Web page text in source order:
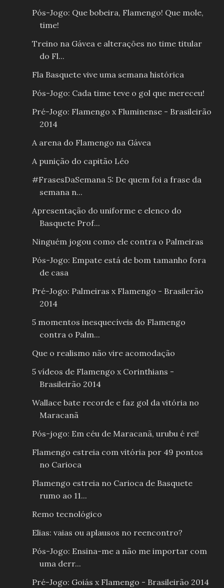
Pós-Jogo: Que bobeira, Flamengo! Que mole,
time!
Treino na Gávea e alterações no time titular
do Fl...
Fla Basquete vive uma semana histórica
Pós-Jogo: Cada time teve o gol que mereceu!
Pré-Jogo: Flamengo x Fluminense - Brasileirão
2014
A arena do Flamengo na Gávea
A punição do capitão Léo
#FrasesDaSemana 5: De quem foi a frase da
semana n...
Apresentação do uniforme e elenco do
Basquete Prof...
Ninguém jogou como ele contra o Palmeiras
Pós-Jogo: Empate está de bom tamanho fora
de casa
Pré-Jogo: Palmeiras x Flamengo - Brasilerão
2014
5 momentos inesquecíveis do Flamengo
contra o Palm...
Que o realismo não vire acomodação
5 vídeos de Flamengo x Corinthians -
Brasileirão 2014
Wallace bate recorde e faz gol da vitória no
Maracanã
Pós-jogo: Em céu de Maracanã, urubu é rei!
Flamengo estreia com vitória por 49 pontos
no Carioca
Flamengo estreia no Carioca de Basquete
rumo ao 11...
Remo tecnológico
Elias: vaias ou aplausos no reencontro?
Pós-Jogo: Ensina-me a não me importar com
uma derr...
Pré-Jogo: Goiás x Flamengo - Brasileirão 2014